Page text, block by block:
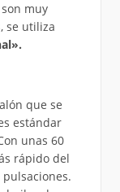
muy
se utiliza
que se
estándar
unas 60
rápido del